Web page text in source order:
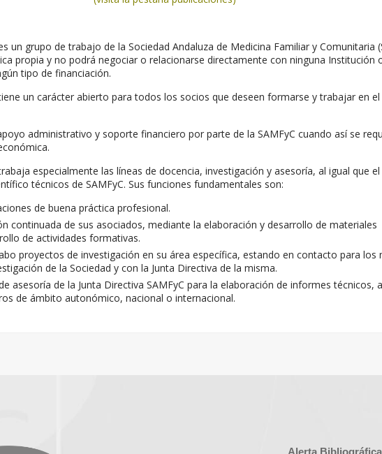
un grupo de trabajo de la Sociedad Andaluza de Medicina Familiar y Comunitaria
propia y no podrá negociar o relacionarse directamente con ninguna Institución
tipo de financiación.
un carácter abierto para todos los socios que deseen formarse y trabajar en
administrativo y soporte financiero por parte de la SAMFyC cuando así se
especialmente las líneas de docencia, investigación y asesoría, al igual que
técnicos de SAMFyC. Sus funciones fundamentales son:
de buena práctica profesional.
continuada de sus asociados, mediante la elaboración y desarrollo de materiales
de actividades formativas.
proyectos de investigación en su área específica, estando en contacto para los
de la Sociedad y con la Junta Directiva de la misma.
asesoría de la Junta Directiva SAMFyC para la elaboración de informes técnicos,
de ámbito autonómico, nacional o internacional.
Alerta Bibliográfica